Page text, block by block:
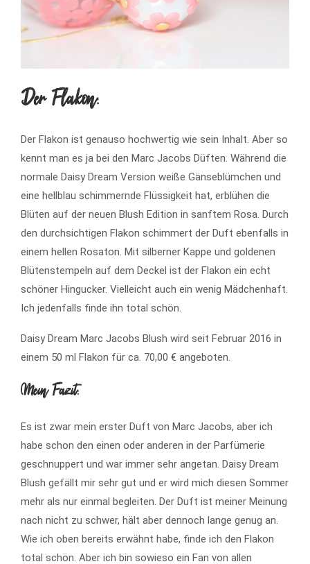
Der Flakon:
Der Flakon ist genauso hochwertig wie sein Inhalt. Aber so
kennt man es ja bei den Marc Jacobs Düften. Während die
normale Daisy Dream Version weiße Gänseblümchen und
eine hellblau schimmernde Flüssigkeit hat, erblühen die
Blüten auf der neuen Blush Edition in sanftem Rosa. Durch
den durchsichtigen Flakon schimmert der Duft ebenfalls in
einem hellen Rosaton. Mit silberner Kappe und goldenen
Blütenstempeln auf dem Deckel ist der Flakon ein echt
schöner Hingucker. Vielleicht auch ein wenig Mädchenhaft.
Ich jedenfalls finde ihn total schön.
Daisy Dream Marc Jacobs Blush wird seit Februar 2016 in
einem 50 ml Flakon für ca. 70,00 € angeboten.
Mein Fazit:
Es ist zwar mein erster Duft von Marc Jacobs, aber ich
habe schon den einen oder anderen in der Parfümerie
geschnuppert und war immer sehr angetan. Daisy Dream
Blush gefällt mir sehr gut und er wird mich diesen Sommer
mehr als nur einmal begleiten. Der Duft ist meiner Meinung
nach nicht zu schwer, hält aber dennoch lange genug an.
Wie ich oben bereits erwähnt habe, finde ich den Flakon
total schön. Aber ich bin sowieso ein Fan von allen